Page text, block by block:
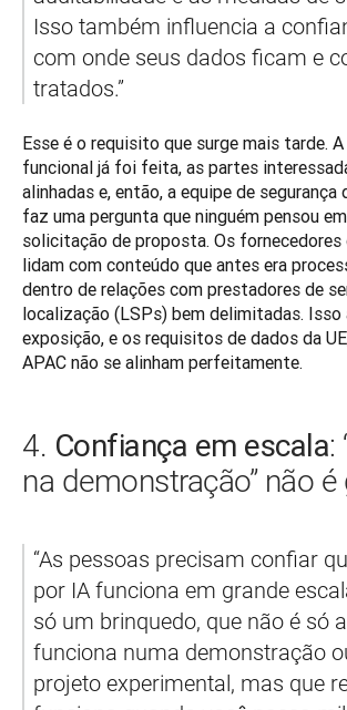
Isso também influencia a
com onde seus dados ficam e
tratados.”
Esse é o requisito que surge mais tarde.
funcional já foi feita, as partes
alinhadas e, então, a equipe de segurança
faz uma pergunta que ninguém pensou
solicitação de proposta. Os fornecedores
lidam com conteúdo que antes era
dentro de relações com prestadores de
localização (LSPs) bem delimitadas. Isso
exposição, e os requisitos de dados da
APAC não se alinham perfeitamente.
4. Confiança em escala:
na demonstração” não é
“As pessoas precisam confiar
por IA funciona em grande
só um brinquedo, que não é só
funciona numa demonstração
projeto experimental, mas que